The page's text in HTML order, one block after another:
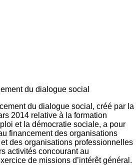
du dialogue social, créé par la
2014 relative à la formation
et la démocratie sociale, a pour
financement des organisations
des organisations professionnelles
activités concourant au
de missions d’intérêt général.